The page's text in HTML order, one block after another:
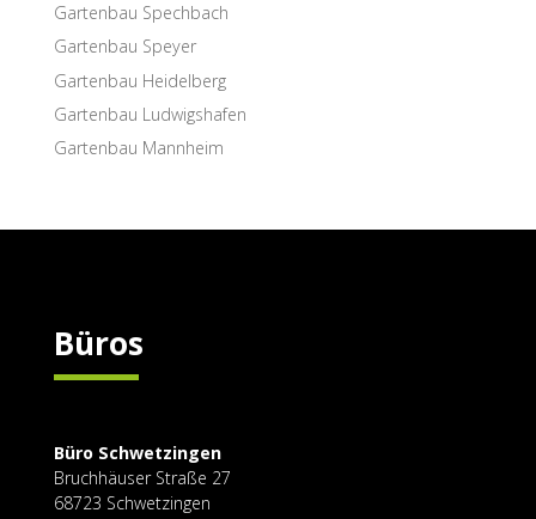
Garten­bau Spechbach
Garten­bau Speyer
Garten­bau Heidelberg
Garten­bau Ludwigshafen
Garten­bau Mannheim
Büros
Büro Schwetzingen
Bruchhäuser Straße 27
68723 Schwetzingen